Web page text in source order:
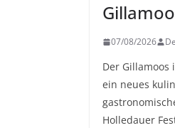
07/08/2026
Der Gillamoos
ein neues
Holledauer